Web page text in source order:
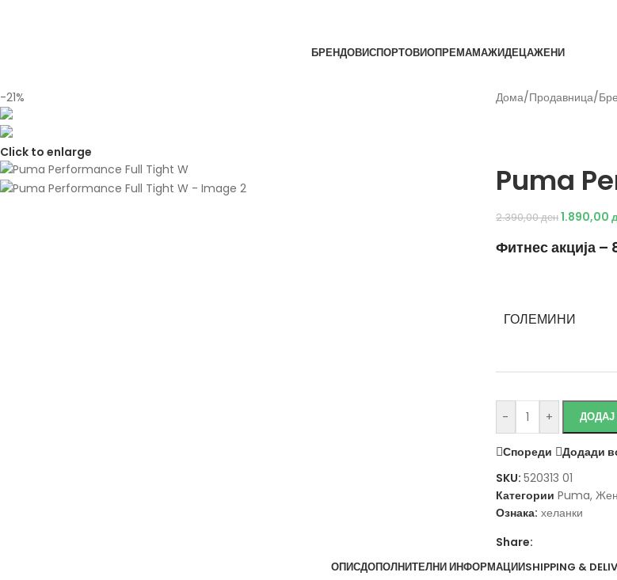
БРЕНДОВИСПОРТОВИОПРЕМАМАЖИДЕЦАЖЕНИ
-21%
Click to enlarge
Дома/Продавница/
Puma
2.390,00ден1.890,00
Фитнес акција
ГОЛЕМИНИ
- +
Спореди
Додади
SKU: 520313 01
Категории Puma,
Ознака: хеланки
Share:
ОПИСДОПОЛНИТЕЛНИ ИНФОРМАЦИИSHIPPING &